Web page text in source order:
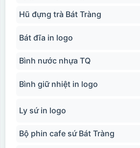
Hũ đựng trà Bát Tràng
Bát đĩa in logo
Bình nước nhựa TQ
Bình giữ nhiệt in logo
Ly sứ in logo
Bộ phin cafe sứ Bát Tràng